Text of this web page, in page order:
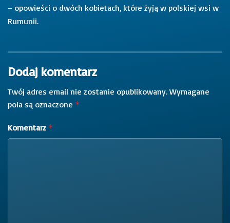
– opowieści o dwóch kobietach, które żyją w polskiej wsi w
Rumunii.
Dodaj komentarz
Twój adres email nie zostanie opublikowany. Wymagane
pola są oznaczone *
Komentarz *